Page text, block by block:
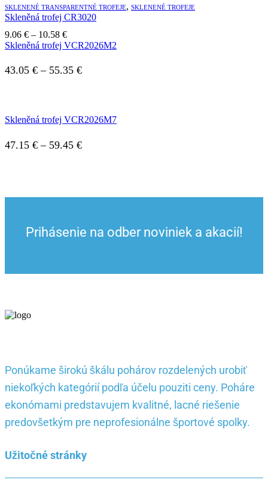
SKLENENÉ TRANSPARENTNÉ TROFEJE, SKLENENÉ TROFEJE
Skleněná trofej CR3020
9.06 € – 10.58 €Price
range:
through
10.58 €
Skleněná trofej VCR2026M2
43.05 € – 55.35 €Price
through
55.35 €
Skleněná trofej VCR2026M7
47.15 € – 59.45 €Price
through
Prihásenie na odber noviniek a akacií!
Ponúkame širokú škálu pohárov rozdelených urobiť
niekoľkých kategórií podľa účelu pouziti ceny. Poháre
ekonómami predstavujem kvalitné, lacné riešenie
predovšetkým pre neprofesionálne športové spolky.
Užitočné stránky